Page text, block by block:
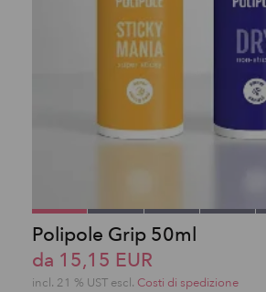
Polipole Grip 50ml
da 15,15 EUR
incl. 21 % UST escl. Costi di spedizione